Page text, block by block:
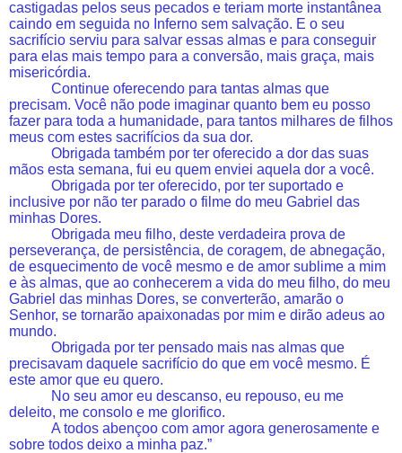
castigadas pelos seus pecados e teriam morte instantânea
caindo em seguida no Inferno sem salvação. E o seu
sacrifício serviu para salvar essas almas e para conseguir
para elas mais tempo para a conversão, mais graça, mais
misericórdia.
Continue oferecendo para tantas almas que
precisam. Você não pode imaginar quanto bem eu posso
fazer para toda a humanidade, para tantos milhares de filhos
meus com estes sacrifícios da sua dor.
Obrigada também por ter oferecido a dor das suas
mãos esta semana, fui eu quem enviei aquela dor a você.
Obrigada por ter oferecido, por ter suportado e
inclusive por não ter parado o filme do meu Gabriel das
minhas Dores.
Obrigada meu filho, deste verdadeira prova de
perseverança, de persistência, de coragem, de abnegação,
de esquecimento de você mesmo e de amor sublime a mim
e às almas, que ao conhecerem a vida do meu filho, do meu
Gabriel das minhas Dores, se converterão, amarão o
Senhor, se tornarão apaixonadas por mim e dirão adeus ao
mundo.
Obrigada por ter pensado mais nas almas que
precisavam daquele sacrifício do que em você mesmo. É
este amor que eu quero.
No seu amor eu descanso, eu repouso, eu me
deleito, me consolo e me glorifico.
A todos abençoo com amor agora generosamente e
sobre todos deixo a minha paz.”